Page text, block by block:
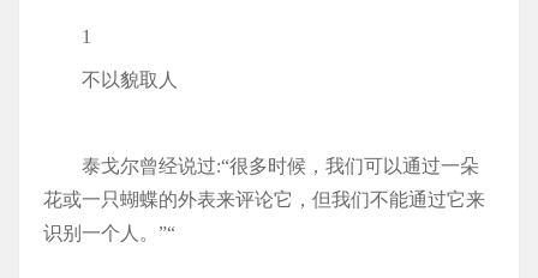
1
不以貌取人
泰戈尔曾经说过:“很多时候，我们可以通过一朵
花或一只蝴蝶的外表来评论它，但我们不能通过它来
识别一个人。”“